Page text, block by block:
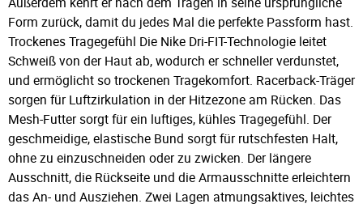
Form zurück, damit du jedes Mal die perfekte Passform hast.
Trockenes Tragegefühl Die Nike Dri-FIT-Technologie leitet
Schweiß von der Haut ab, wodurch er schneller verdunstet,
und ermöglicht so trockenen Tragekomfort. Racerback-Träger
sorgen für Luftzirkulation in der Hitzezone am Rücken. Das
Mesh-Futter sorgt für ein luftiges, kühles Tragegefühl. Der
geschmeidige, elastische Bund sorgt für rutschfesten Halt,
ohne zu einzuschneiden oder zu zwicken. Der längere
Ausschnitt, die Rückseite und die Armausschnitte erleichtern
das An- und Ausziehen. Zwei Lagen atmungsaktives, leichtes